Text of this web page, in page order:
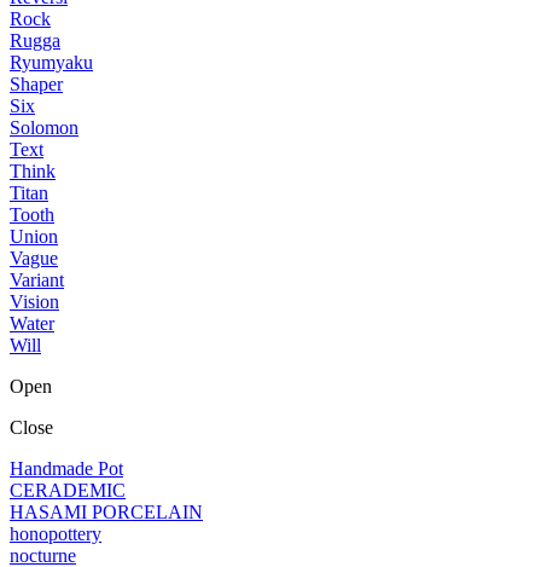
Rock
Rugga
Ryumyaku
Shaper
Six
Solomon
Text
Think
Titan
Tooth
Union
Vague
Variant
Vision
Water
Will
Open
Close
Handmade Pot
CERADEMIC
HASAMI PORCELAIN
honopottery
nocturne